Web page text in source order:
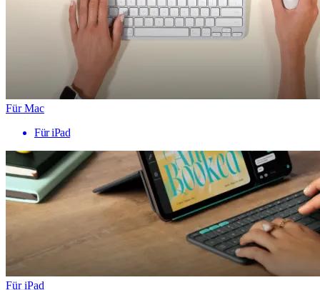
Für Mac
Für iPad
Für iPad